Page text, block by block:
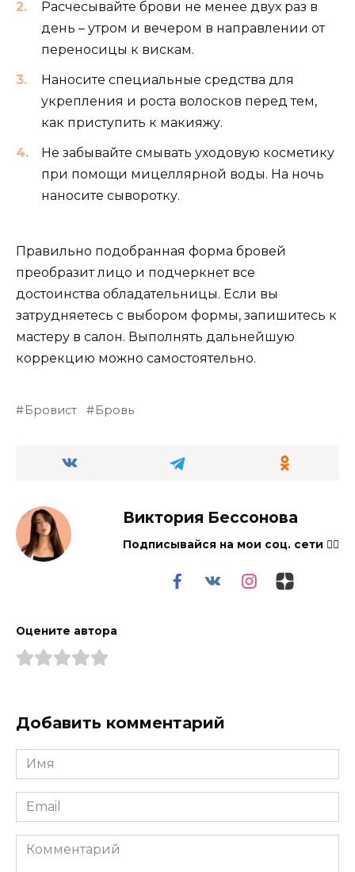
Расчесывайте брови не менее двух раз в
день – утром и вечером в направлении от
переносицы к вискам.
Наносите специальные средства для
укрепления и роста волосков перед тем,
как приступить к макияжу.
Не забывайте смывать уходовую косметику
при помощи мицеллярной воды. На ночь
наносите сыворотку.
Правильно подобранная форма бровей
преобразит лицо и подчеркнет все
достоинства обладательницы. Если вы
затрудняетесь с выбором формы, запишитесь к
мастеру в салон. Выполнять дальнейшую
коррекцию можно самостоятельно.
Бровист Бровь
Виктория Бессонова
Подписывайся на мои соц. сети 👇🏻
Оцените автора
Добавить комментарий